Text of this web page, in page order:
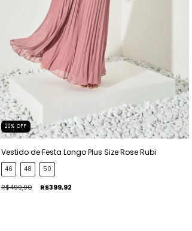
20% OFF
Vestido de Festa Longo Plus Size Rose Rubi
46 48 50
R$499,90 R$399,92